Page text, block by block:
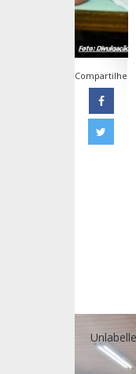
Compartilhe